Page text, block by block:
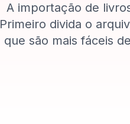
A importação de
Primeiro divida o
que são mais fáceis